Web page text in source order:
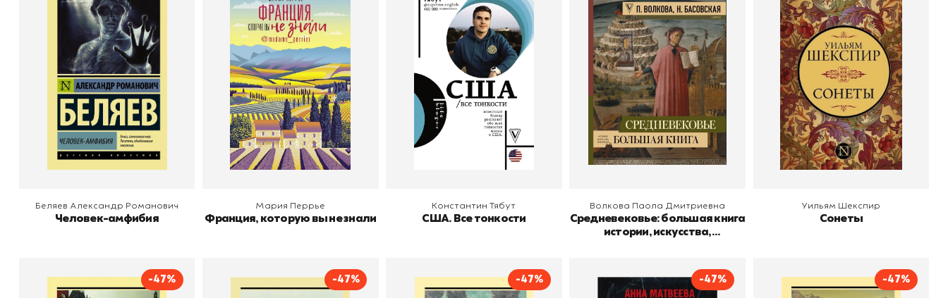
Человек-амфибия
Беляев Александр
Романович
В корзину
Беляев Александр Романович
Человек-амфибия
Франция, которую вы не
знали
Издательство
АСТ
В корзину
Мария Перрье
Франция, которую вы не знали
США. Все тонкости
Константин Тябут
Издательство
АСТ
В корзину
Константин Тябут
США. Все тонкости
Средневековье: большая
книга истории, искусства,
литературы
Автор
Волкова Паола
Дмитриевна
Издательство АСТ
В корзину
Волкова Паола Дмитриевна
Средневековье: большая книга
истории, искусства,
Сонеты
Автор
Уильям Шекспир
Издательство
АСТ
В корзину
Уильям Шекспир
Сонеты
-47% -47% -47% -47% -47%